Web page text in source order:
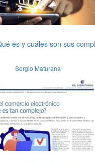
es y cuáles son sus
Sergio Maturana